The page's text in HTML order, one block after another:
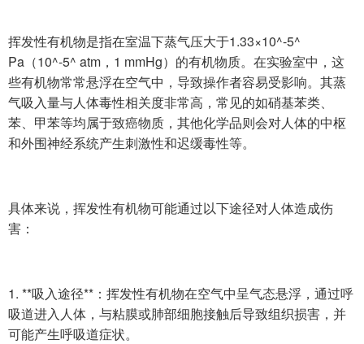
挥发性有机物是指在室温下蒸气压大于1.33×10^-5^
Pa（10^-5^ atm，1 mmHg）的有机物质。在实验室中，这
些有机物常常悬浮在空气中，导致操作者容易受影响。其蒸
气吸入量与人体毒性相关度非常高，常见的如硝基苯类、
苯、甲苯等均属于致癌物质，其他化学品则会对人体的中枢
和外围神经系统产生刺激性和迟缓毒性等。
具体来说，挥发性有机物可能通过以下途径对人体造成伤
害：
1. **吸入途径**：挥发性有机物在空气中呈气态悬浮，通过呼
吸道进入人体，与粘膜或肺部细胞接触后导致组织损害，并
可能产生呼吸道症状。